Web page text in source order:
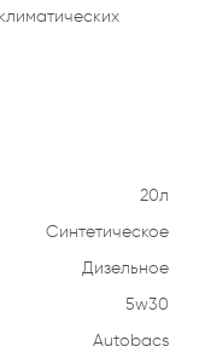
20л
Синтетическое
Дизельное
5w30
Autobacs